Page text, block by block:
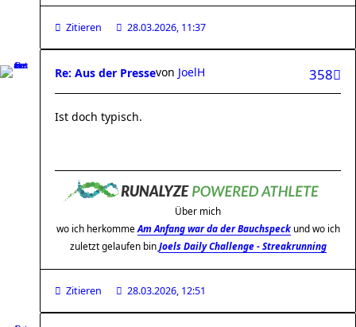
Zitieren 28.03.2026, 11:37
Re: Aus der Presse 358
von JoelH
Ist doch typisch.
Über mich
wo ich herkomme Am Anfang war da der Bauchspeckund wo ich
zuletzt gelaufen binJoels Daily Challenge - Streakrunning
Zitieren 28.03.2026, 12:51